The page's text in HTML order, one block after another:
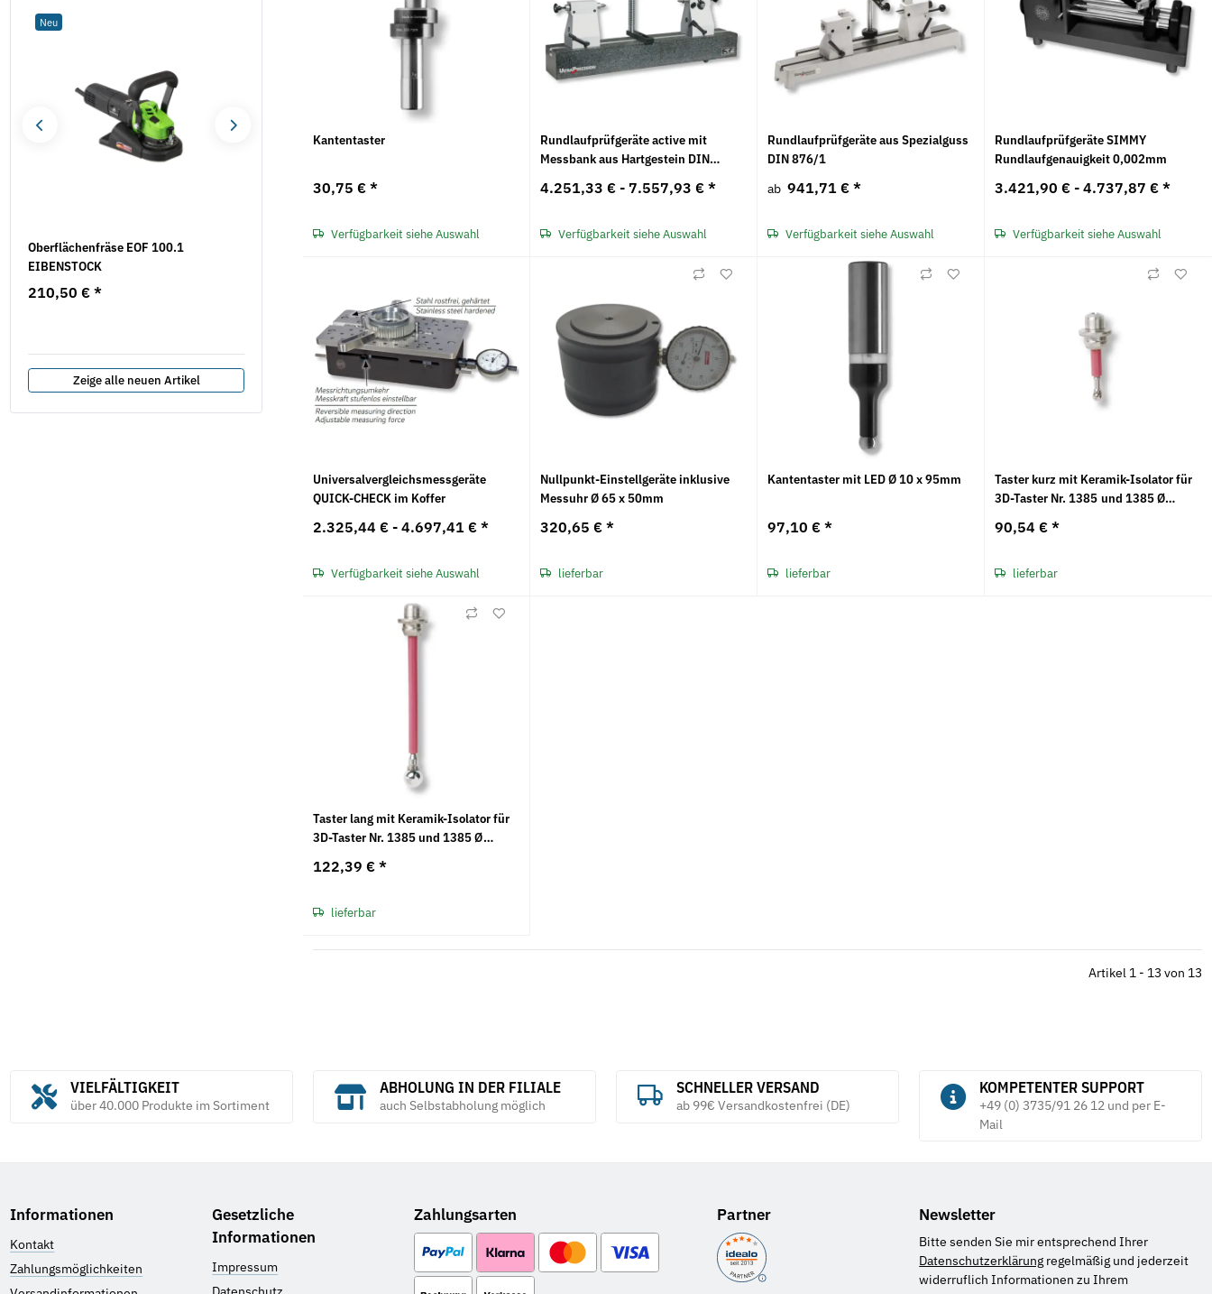
Kantentaster
30,75 €*
Verfügbarkeit siehe Auswahl
Rundlaufprüfgeräte active mit
Messbank aus Hartgestein DIN
4.251,33 € - 7.557,93 €*
Verfügbarkeit siehe Auswahl
Rundlaufprüfgeräte aus Spezialguss
DIN 876/1
ab 941,71 € *
Verfügbarkeit siehe Auswahl
Rundlaufprüfgeräte SIMMY
Rundlaufgenauigkeit 0,002mm
3.421,90 € -4.737,87 €*
Verfügbarkeit siehe Auswahl
Universalvergleichsmessgeräte
QUICK-CHECK im Koffer
2.325,44 € -4.697,41 €*
Verfügbarkeit siehe Auswahl
Nullpunkt-Einstellgeräte inklusive
Messuhr Ø 65 x 50mm
320,65 €*
lieferbar
Kantentaster mit LED Ø 10 x 95mm
97,10 €*
lieferbar
Taster kurz mit Keramik-Isolator für
3D-Taster Nr. 1385 und 1385 Ø
90,54 €*
lieferbar
Taster lang mit Keramik-Isolator für
3D-Taster Nr. 1385 und 1385 Ø
122,39 €*
lieferbar
Artikel 1 - 13 von 13
Neu
Oberflächenfräse EOF 100.1
EIBENSTOCK
210,50 € *
1,03 € pro 1 Stück
Sale 16%
577,75 €*
Zeige alle neuen Artikel
VIELFÄLTIGKEIT
über 40.000 Produkte im Sortiment
ABHOLUNG IN DER FILIALE
auch Selbstabholung möglich
SCHNELLER VERSAND
ab 99€ Versandkostenfrei (DE)
KOMPETENTER SUPPORT
+49 (0) 3735/91 26 12 und per E-
Mail
Informationen
Kontakt
Zahlungsmöglichkeiten
Gesetzliche
Informationen
Impressum
Zahlungsarten Partner Newsletter
Bitte senden Sie mir entsprechend Ihrer
Datenschutzerklärung regelmäßig und jederzeit
widerruflich Informationen zu Ihrem